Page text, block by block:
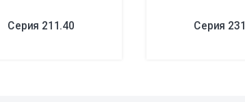
Серия 211.40 Серия